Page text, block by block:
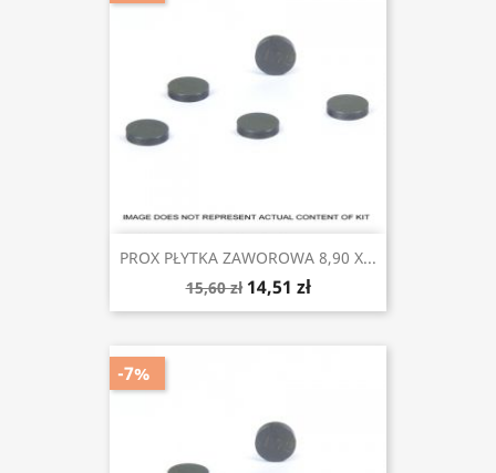
PROX PŁYTKA ZAWOROWA 8,90 X...
15,60 zł 14,51 zł
-7%